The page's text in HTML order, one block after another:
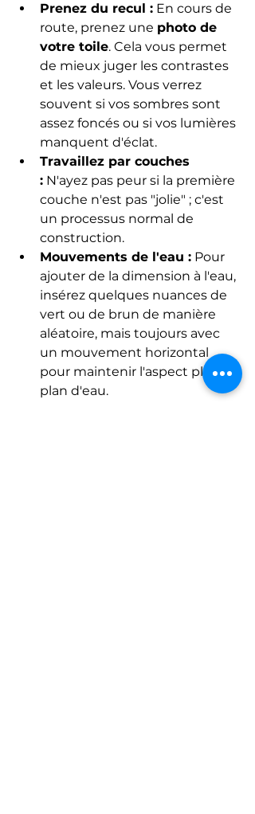
Prenez du recul : En cours de
route, prenez une photo de
votre toile. Cela vous permet
de mieux juger les contrastes
et les valeurs. Vous verrez
souvent si vos sombres sont
assez foncés ou si vos lumières
manquent d'éclat.
Travaillez par couches
: N'ayez pas peur si la première
couche n'est pas "jolie" ; c'est
un processus normal de
construction.
Mouvements de l'eau : Pour
ajouter de la dimension à l'eau,
insérez quelques nuances de
vert ou de brun de manière
aléatoire, mais toujours avec
un mouvement horizontal
pour maintenir l'aspect plat du
plan d'eau.